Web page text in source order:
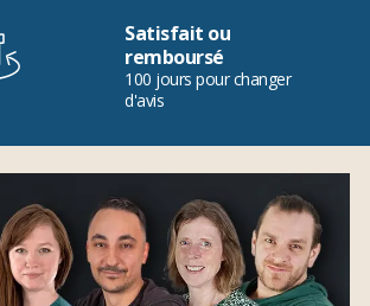
Satisfait ou
remboursé
100 jours pour changer
d'avis